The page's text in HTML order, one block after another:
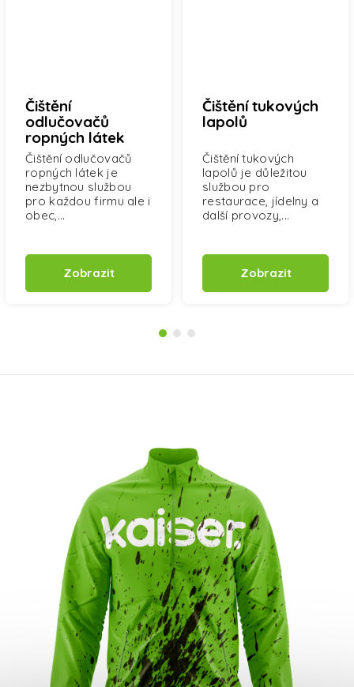
Čištění
odlučovačů
ropných látek
(ORL)
Zobrazit
Čištění odlučovačů
ropných látek je
nezbytnou službou
pro každou firmu ale i
obec,...
Čištění tukových
lapolů
Zobrazit
Čištění tukových
lapolů je důležitou
službou pro
restaurace, jídelny a
další provozy,...